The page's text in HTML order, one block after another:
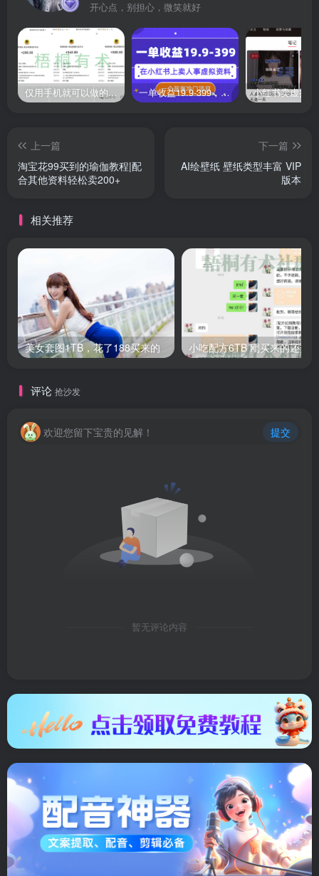
开心点，别担心，微笑就好
仅用手机就可以做的小项目，当天就能见钱，每天100-300 一单收益19.9-399，一个蓝海冷门项目，在小红书上卖人事虚拟资料
上一篇
淘宝花99买到的瑜伽教程|配
合其他资料轻松卖200+
下一篇
AI绘壁纸 壁纸类型丰富 VIP
版本
相关推荐
美女套图1TB，花了188买来的
评论 抢沙发
欢迎您留下宝贵的见解！ 提交
暂无评论内容